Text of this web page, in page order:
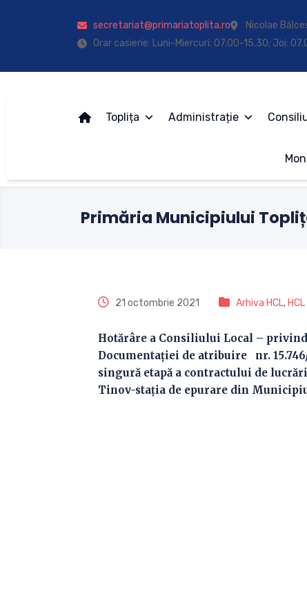
secretariat@primariatoplita.ro
Nicolae
Orar casierie: Luni-Miercuri: 07.00-15.30; Joi:
Toplița Administrație
Primăria Municipiului
21 octombrie 2021 Arhiva HCL,
Hotărâre a Consiliului Local –
Documentaţiei de atribuire nr.
singură etapă a contractului de
Tinov-stația de epurare din